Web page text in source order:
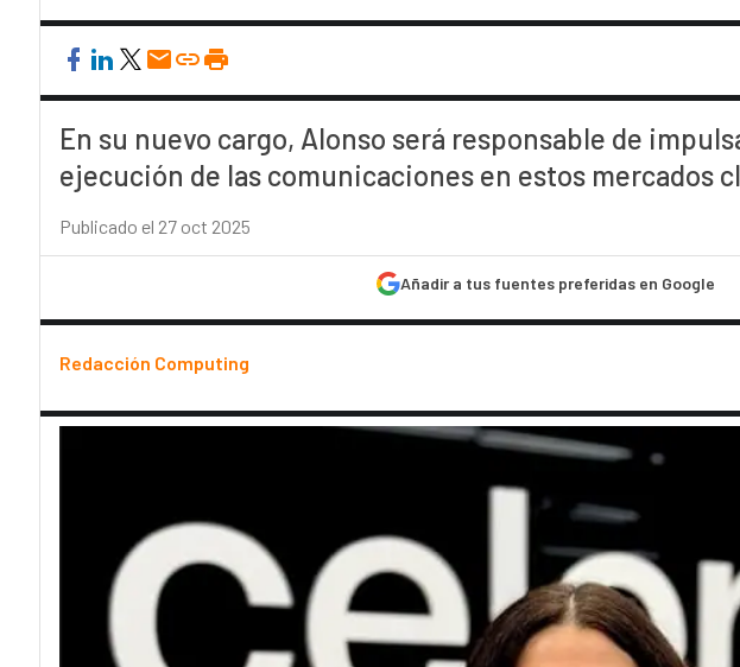
En su nuevo cargo, Alonso será responsable de
ejecución de las comunicaciones en estos mercados
Publicado el 27 oct 2025
Añadir a tus fuentes preferidas en Google
Redacción Computing